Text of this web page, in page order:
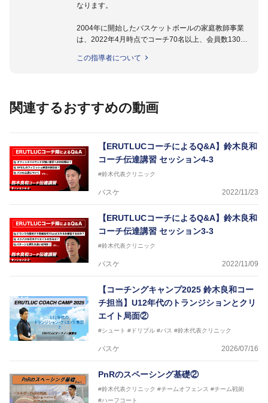
なります。
2004年に開始したバスケットボールの家庭教師事業
は、2022年4月時点でコーチ70名以上、会員数1300
指導実績多数・各地講習会なども担当しており、「は
など多くの書籍・DVDも監修しています。
2016年U12ナショナルキャンプヘッドコーチ
2016年U13ナショナルキャンプヘッドコーチ
2016年男子日本代表サポートコーチ
2017年U12ナショナルキャンプヘッドコーチ
2017年U13ナショナルキャンプヘッドコーチ
2017年男子日本代表サポートコーチ
リーコーチ
2018年U12ナショナルキャンプヘッドコーチ
2018年U13ナショナルキャンプヘッドコーチ
2018年～2021年男子日本代表サポートコーチ
2021年～女子日本代表アシスタントコーチ
この指導者について
関連するおすすめの動画
【ERUTLUCコーチによるQ&A】鈴木良和
コーチ伝達講習 セッション4-3
#鈴木代表クリニック
バスケ 2022/11/23
【ERUTLUCコーチによるQ&A】鈴木良和
コーチ伝達講習 セッション3-3
#鈴木代表クリニック
バスケ 2022/11/09
【コーチングキャンプ2025 鈴木良和コー
チ担当】U12年代のトランジションとクリ
エイト局面②
#シュート #ドリブル #パス #鈴木代表クリニック
バスケ 2026/07/16
PnRのスペーシング基礎②
#鈴木代表クリニック #チームオフェンス #チーム戦術
#ハーフコート